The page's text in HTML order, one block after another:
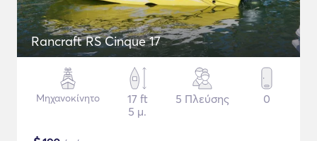
Rancraft RS Cinque 17
Μηχανοκίνητο
17 ft
5 μ.
5 Πλεύσης 0